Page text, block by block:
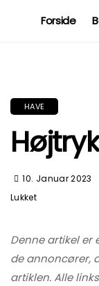
Forside
HAVE
10. Januar 2023
Lukket
Denne artikel er
de annoncører,
artiklen. Alle